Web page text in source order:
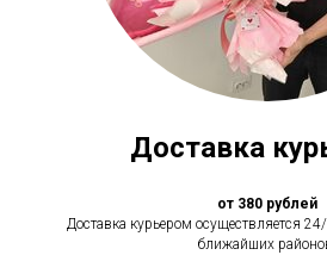
Доставка
от 380 рублей
Доставка курьером осуществляется
ближайших